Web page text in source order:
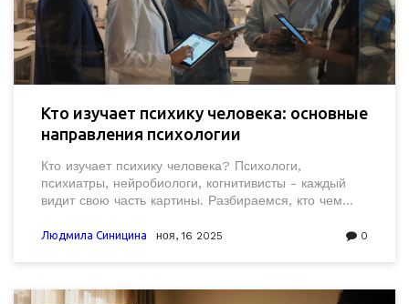
Кто изучает психику человека: основные
направления психологии
Кто изучает психику человека? Психологи,
психиатры, нейробиологи, когнитивисты - каждый
видит свою часть картины. Разбираемся, кто чем
Людмила Синицина ноя, 16 2025 0